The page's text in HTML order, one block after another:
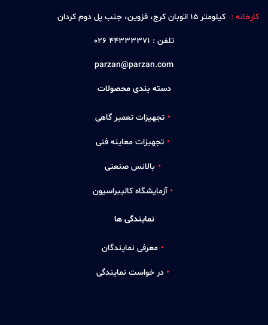
کارخانه : كيلومتر 15 اتوبان كرج، قزوين، جنب پل دوم كردان
تلفن : 44333371 026
parzan@parzan.com
دسته بندی محصولات
تجهیزات تعمیر گاهی
تجهیزات معاینه فنی
بالانس صنعتی
آزمایشگاه کالیبراسیون
نمایندگی ها
معرفی نمایندگان
در خواست نمایندگی